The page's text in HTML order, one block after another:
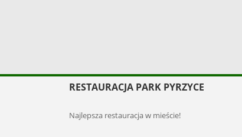
RESTAURACJA PARK PYRZYCE
Najlepsza restauracja w mieście!